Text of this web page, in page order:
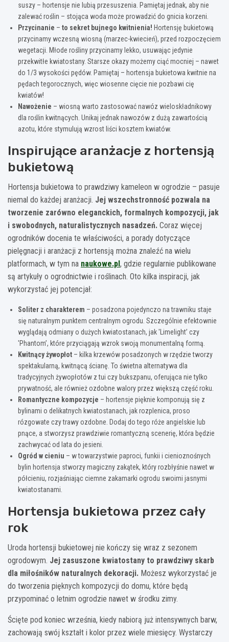
suszy – hortensje nie lubią przesuszenia. Pamiętaj jednak, aby nie
zalewać roślin – stojąca woda może prowadzić do gnicia korzeni.
Przycinanie – to sekret bujnego kwitnienia! Hortensję bukietową
przycinamy wczesną wiosną (marzec-kwiecień), przed rozpoczęciem
wegetacji. Młode rośliny przycinamy lekko, usuwając jedynie
przekwitłe kwiatostany. Starsze okazy możemy ciąć mocniej – nawet
do 1/3 wysokości pędów. Pamiętaj – hortensja bukietowa kwitnie na
pędach tegorocznych, więc wiosenne cięcie nie pozbawi cię
kwiatów!
Nawożenie – wiosną warto zastosować nawóz wieloskładnikowy
dla roślin kwitnących. Unikaj jednak nawozów z dużą zawartością
azotu, które stymulują wzrost liści kosztem kwiatów.
Inspirujące aranżacje z hortensją
bukietową
Hortensja bukietowa to prawdziwy kameleon w ogrodzie – pasuje
niemal do każdej aranżacji. Jej wszechstronność pozwala na
tworzenie zarówno eleganckich, formalnych kompozycji, jak
i swobodnych, naturalistycznych nasadzeń. Coraz więcej
ogrodników docenia te właściwości, a porady dotyczące
pielęgnacji i aranżacji z hortensją można znaleźć na wielu
platformach, w tym na naukowe.pl, gdzie regularnie publikowane
są artykuły o ogrodnictwie i roślinach. Oto kilka inspiracji, jak
wykorzystać jej potencjał:
Soliter z charakterem – posadzona pojedynczo na trawniku staje
się naturalnym punktem centralnym ogrodu. Szczególnie efektownie
wyglądają odmiany o dużych kwiatostanach, jak 'Limelight’ czy
'Phantom’, które przyciągają wzrok swoją monumentalną formą.
Kwitnący żywopłot – kilka krzewów posadzonych w rzędzie tworzy
spektakularną, kwitnącą ścianę. To świetna alternatywa dla
tradycyjnych żywopłotów z tui czy bukszpanu, oferująca nie tylko
prywatność, ale również ozdobne walory przez większą część roku.
Romantyczne kompozycje – hortensje pięknie komponują się z
bylinami o delikatnych kwiatostanach, jak rozplenica, proso
rózgowate czy trawy ozdobne. Dodaj do tego róże angielskie lub
pnące, a stworzysz prawdziwie romantyczną scenerię, która będzie
zachwycać od lata do jesieni.
Ogród w cieniu – w towarzystwie paproci, funkii i cienioznośnych
bylin hortensja stworzy magiczny zakątek, który rozbłyśnie nawet w
półcieniu, rozjaśniając ciemne zakamarki ogrodu swoimi jasnymi
kwiatostanami.
Hortensja bukietowa przez cały
rok
Uroda hortensji bukietowej nie kończy się wraz z sezonem
ogrodowym. Jej zasuszone kwiatostany to prawdziwy skarb
dla miłośników naturalnych dekoracji. Możesz wykorzystać je
do tworzenia pięknych kompozycji do domu, które będą
przypominać o letnim ogrodzie nawet w środku zimy.
Ścięte pod koniec września, kiedy nabiorą już intensywnych barw,
zachowają swój kształt i kolor przez wiele miesięcy. Wystarczy